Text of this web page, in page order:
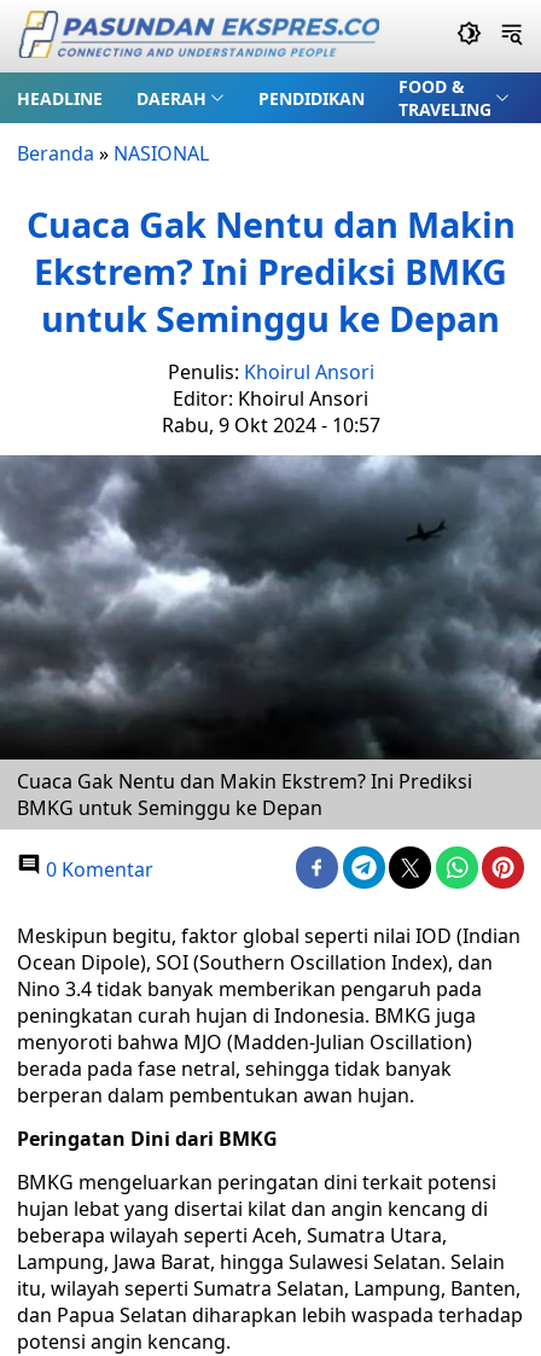
HEADLINE DAERAH PENDIDIKAN
FOOD &
TRAVELING
Beranda » NASIONAL
Cuaca Gak Nentu dan Makin
Ekstrem? Ini Prediksi BMKG
untuk Seminggu ke Depan
Penulis: Khoirul Ansori
Editor: Khoirul Ansori
Rabu, 9 Okt 2024 - 10:57
Cuaca Gak Nentu dan Makin Ekstrem? Ini Prediksi
BMKG untuk Seminggu ke Depan
0 Komentar
Meskipun begitu, faktor global seperti nilai IOD (Indian
Ocean Dipole), SOI (Southern Oscillation Index), dan
Nino 3.4 tidak banyak memberikan pengaruh pada
peningkatan curah hujan di Indonesia. BMKG juga
menyoroti bahwa MJO (Madden-Julian Oscillation)
berada pada fase netral, sehingga tidak banyak
berperan dalam pembentukan awan hujan.
Peringatan Dini dari BMKG
BMKG mengeluarkan peringatan dini terkait potensi
hujan lebat yang disertai kilat dan angin kencang di
beberapa wilayah seperti Aceh, Sumatra Utara,
Lampung, Jawa Barat, hingga Sulawesi Selatan. Selain
itu, wilayah seperti Sumatra Selatan, Lampung, Banten,
dan Papua Selatan diharapkan lebih waspada terhadap
potensi angin kencang.